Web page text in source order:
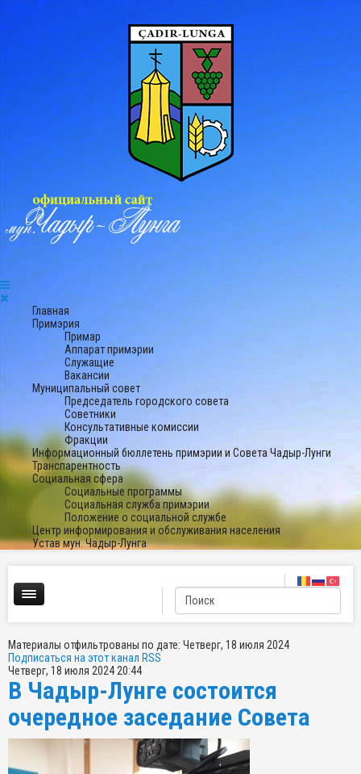
Главная
Примэрия
Примар
Аппарат примэрии
Служащие
Вакансии
Муниципальный совет
Председатель городского совета
Советники
Консультативные комиссии
Фракции
Информационный бюллетень примэрии и Совета Чадыр-Лунги
Транспарентность
Социальная сфера
Социальные программы
Социальная служба примэрии
Положение о социальной службе
Центр информирования и обслуживания населения
Устав мун. Чадыр-Лунга
Материалы отфильтрованы по дате: Четверг, 18 июля 2024
Подписаться на этот канал RSS
Четверг, 18 июля 2024 20:44
В Чадыр-Лунге состоится
очередное заседание Совета